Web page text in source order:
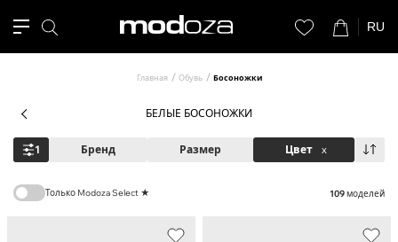
RU
Главная Обувь Босоножки
БЕЛЫЕ БОСОНОЖКИ
1 Бренд Размер Цвет x
Только Modoza Select ★ 109моделей